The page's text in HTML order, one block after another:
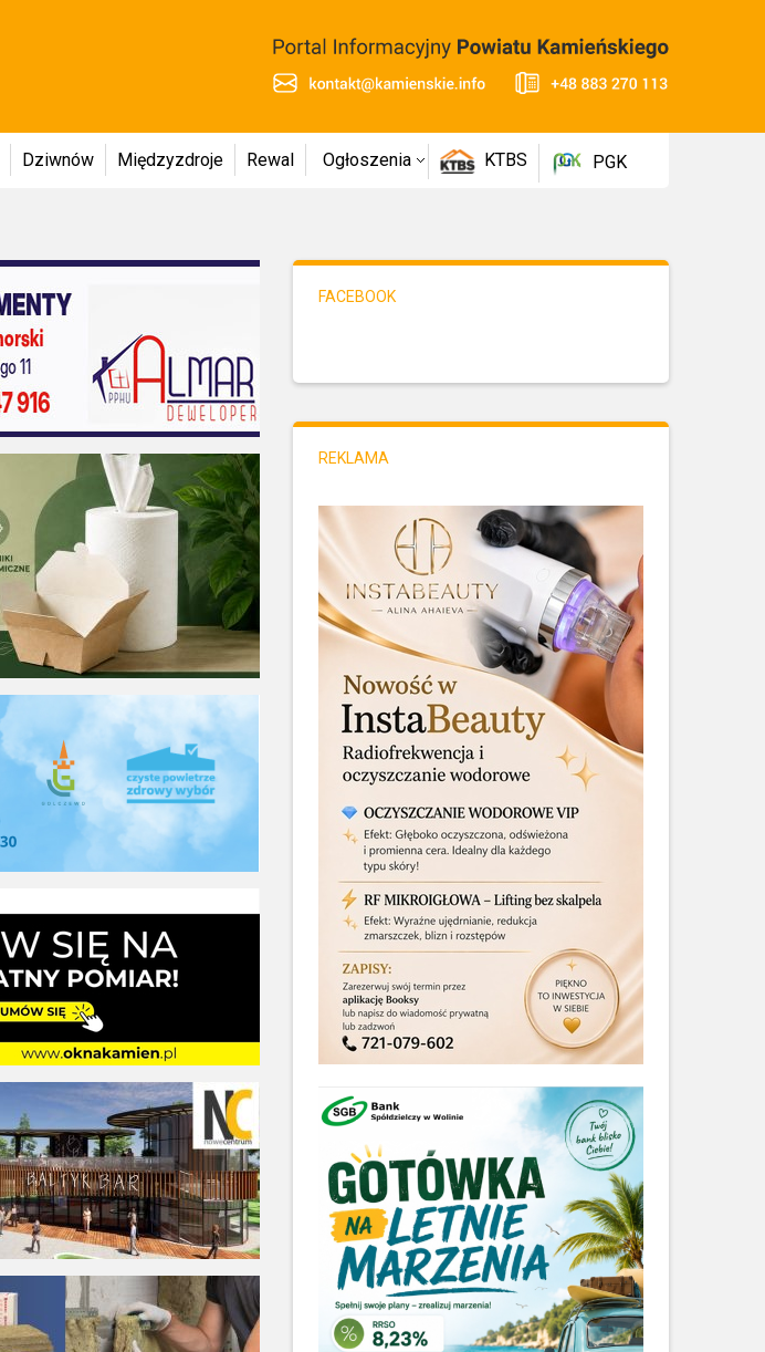
Dziwnów Międzyzdroje Rewal Ogłoszenia KTBS PGK
FACEBOOK
REKLAMA